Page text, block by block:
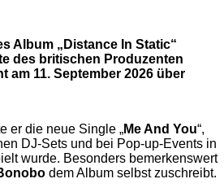
Album „Distance In Static“
des britischen Produzenten
am 11. September 2026 über
er die neue Single „Me And You“,
DJ-Sets und bei Pop-up-Events in
wurde. Besonders bemerkenswert
dem Album selbst zuschreibt.